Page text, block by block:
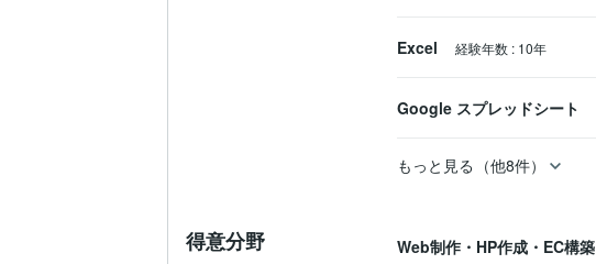
Excel 経験年数 : 10年
Google スプレッドシート
もっと見る（他8件）
得意分野 Web制作・HP作成・EC構築